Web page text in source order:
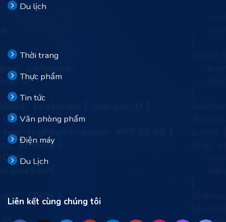
Du lịch
Thời trang
Thực phẩm
Tin tức
Văn phòng phẩm
Điện máy
Du Lịch
Liên kết cùng chúng tôi